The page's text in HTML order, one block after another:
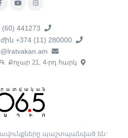
(60) 441273
+374 (11) 280000
Քոչար 21, 4-րդ հարկ
պաշտպանված են: